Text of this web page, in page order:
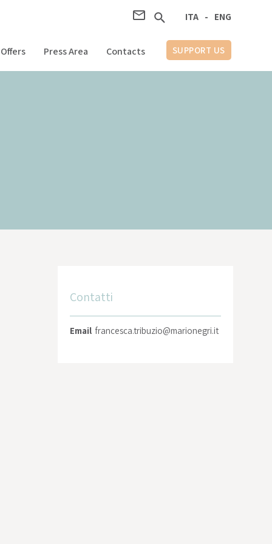
ENG
-
ITA
Area Stampa Contatti AIUTA LA RICERCA
ENG
-
ITA
Press Area Contacts SUPPORT US
Contatti
Email francesca.tribuzio@marionegri.it